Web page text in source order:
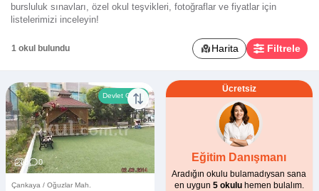
bursluluk sınavları, özel okul teşvikleri, fotoğraflar ve fiyatlar için
listelerimizi inceleyin!
1 okul bulundu Harita Filtrele
8 0
Devlet Okulu
Çankaya / Oğuzlar Mah.
Ücretsiz
Eğitim Danışmanı
Aradığın okulu bulamadıysan sana
en uygun 5 okuluhemen bulalım.